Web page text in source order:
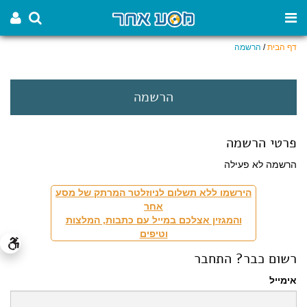
דף הבית/ הרשמה
הרשמה
פרטי הרשמה
הרשמה לא פעילה
הירשמו ללא תשלום לניוזלטר המרתק של מסע
אחר
והמגזין אצלכם במייל עם כתבות, המלצות
וטיפים
רשום כבר? התחבר
אימייל